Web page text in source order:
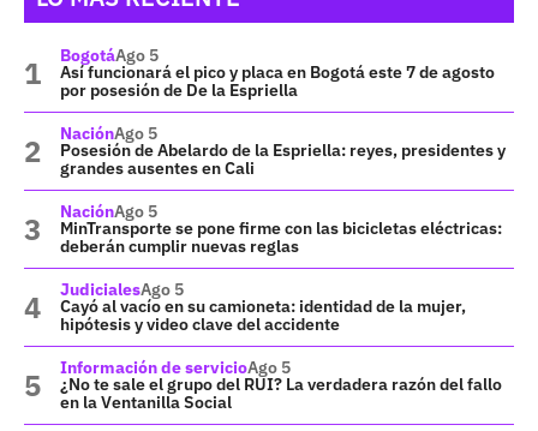
BogotáAgo 5
Así funcionará el pico y placa en Bogotá este 7 de agosto
por posesión de De la Espriella
NaciónAgo 5
Posesión de Abelardo de la Espriella: reyes, presidentes y
grandes ausentes en Cali
NaciónAgo 5
MinTransporte se pone firme con las bicicletas eléctricas:
deberán cumplir nuevas reglas
JudicialesAgo 5
Cayó al vacío en su camioneta: identidad de la mujer,
hipótesis y video clave del accidente
Información de servicioAgo 5
¿No te sale el grupo del RUI? La verdadera razón del fallo
en la Ventanilla Social